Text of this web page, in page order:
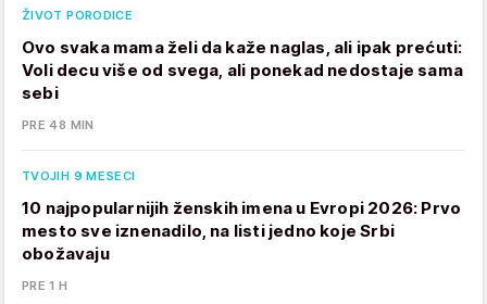
ŽIVOT PORODICE
Ovo svaka mama želi da kaže naglas, ali ipak prećuti:
Voli decu više od svega, ali ponekad nedostaje sama
sebi
PRE 48 MIN
TVOJIH 9 MESECI
10 najpopularnijih ženskih imena u Evropi 2026: Prvo
mesto sve iznenadilo, na listi jedno koje Srbi
obožavaju
PRE 1 H